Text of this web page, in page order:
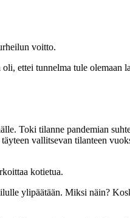
voitto.
ettei tunnelma tule olemaan
Toki tilanne pandemian
vallitsevan tilanteen
kotietua.
ylipäätään. Miksi näin?